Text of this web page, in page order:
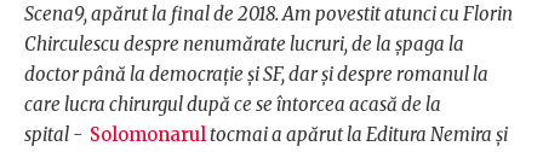
Scena9, apărut la final de 2018. Am povestit atunci cu Florin
Chirculescu despre nenumărate lucruri, de la șpaga la
doctor până la democrație și SF, dar și despre romanul la
care lucra chirurgul după ce se întorcea acasă de la
spital - Solomonarultocmai a apărut la Editura Nemira și